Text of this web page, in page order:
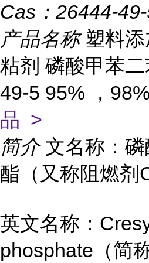
Cas： 26444-
产品名称塑料添
粘剂 磷酸甲苯
49-5 95% ，98%
品 >
简介 文名称：
酯（又称阻燃剂
英文名称：
phosphate（简